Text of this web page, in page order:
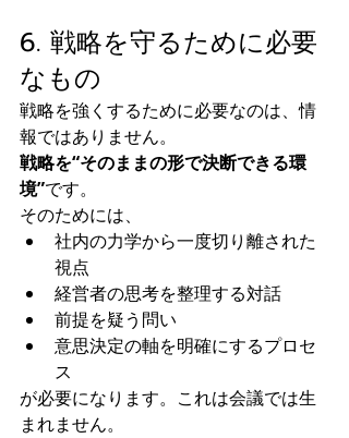
6. 戦略を守るために必要
なもの
戦略を強くするために必要なのは、情
報ではありません。
戦略を“そのままの形で決断できる環
境”です。
そのためには、
社内の力学から一度切り離された
視点
経営者の思考を整理する対話
前提を疑う問い
意思決定の軸を明確にするプロセ
ス
が必要になります。これは会議では生
まれません。